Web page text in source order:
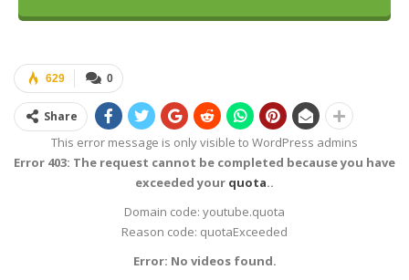
0
629
Share
This error message is only visible to WordPress admins
Error 403: The request cannot be completed because you have
exceeded your quota..
Domain code: youtube.quota
Reason code: quotaExceeded
Error: No videos found.